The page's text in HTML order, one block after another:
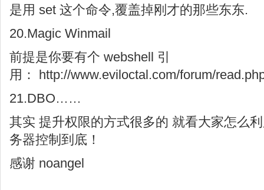
是用 set 这个命令,覆盖掉刚才的那些东东.
20.Magic Winmail
前提是你要有个 webshell 引
用： http://www.eviloctal.com/forum/
21.DBO……
其实 提升权限的方式很多的 就看大家怎么
务器控制到底！
感谢 noangel